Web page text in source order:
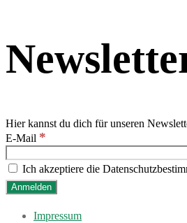
Hier kannst du dich für unseren
E-Mail *
Ich akzeptiere die
Impressum